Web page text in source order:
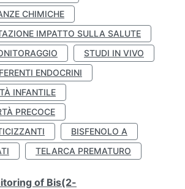
CHIMICHE
IMPATTO SULLA SALUTE
STUDI IN VIVO
ENDOCRINI
INFANTILE
PRECOCE
BISFENOLO A
TELARCA PREMATURO
of Bis(2-